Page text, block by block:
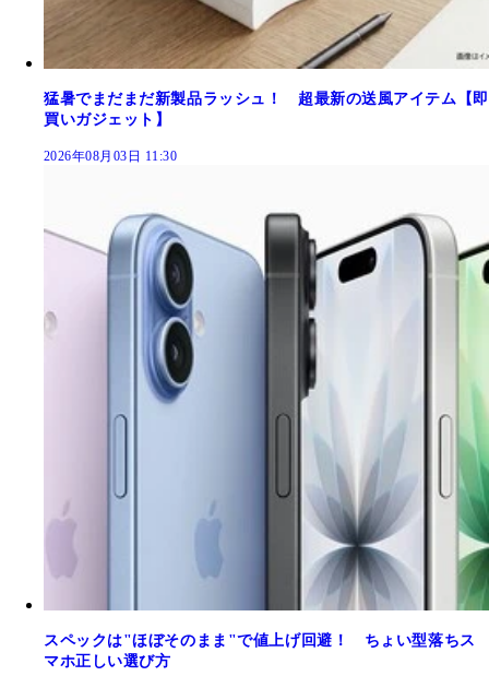
猛暑でまだまだ新製品ラッシュ！ 超最新の送風アイテム【即
買いガジェット】
2026年08月03日 11:30
スペックは"ほぼそのまま"で値上げ回避！ ちょい型落ちス
マホ正しい選び方